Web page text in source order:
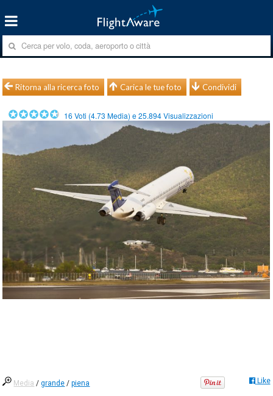
Ritorna alla ricerca foto Carica le tue foto Condividi
16 Voti (4.73 Media) e25.894Visualizzazioni
Media /grande /piena Like